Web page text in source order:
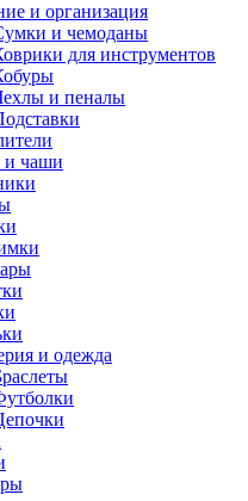
и организация
и чемоданы
для инструментов
и пеналы
чаши
и одежда